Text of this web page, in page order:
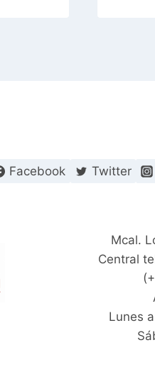
Facebook Twitter
Mcal.
Central
Lunes